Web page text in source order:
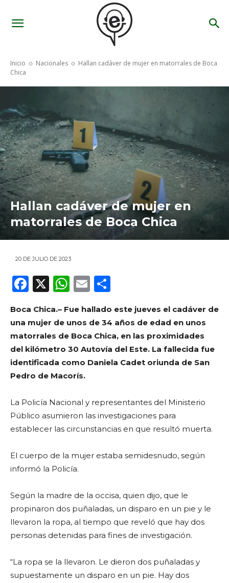
Inicio Nacionales
Hallan cadáver de mujer en matorrales de Boca
Chica
Hallan cadáver de mujer en
matorrales de Boca Chica
20 DE JULIO DE 2023
F
c
e
b
o
o
k
X
W
a
ts
A
p
p
E
ai
l
m
p
ar
ti
Boca Chica.– Fue hallado este jueves el cadáver de
una mujer de unos de 34 años de edad en unos
matorrales de Boca Chica, en las proximidades
del kilómetro 30 Autovía del Este. La fallecida fue
identificada como Daniela Cadet oriunda de San
Pedro de Macorís.
La Policía Nacional y representantes del Ministerio
Público asumieron las investigaciones para
establecer las circunstancias en que resultó muerta.
El cuerpo de la mujer estaba semidesnudo, según
informó la Policía.
Según la madre de la occisa, quien dijo, que le
propinaron dos puñaladas, un disparo en un pie y le
llevaron la ropa, al tiempo que reveló que hay dos
personas detenidas para fines de investigación.
“La ropa se la llevaron. Le dieron dos puñaladas y
supuestamente un disparo en un pie. Hay dos